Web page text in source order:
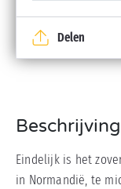
Delen
Beschrijving
Eindelijk is het
in Normandië, te